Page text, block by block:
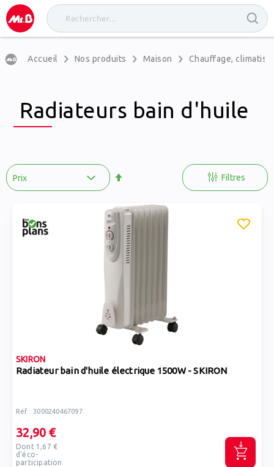
Accueil Nos produits Maison Chauffage,
Radiateurs bain d'huile
Filtres
SKIRON
Radiateur bain d'huile électrique 1500W - SKIRON
Réf : 3000240467097
32,90 €
Dont 1,67 €
d'éco-
participation